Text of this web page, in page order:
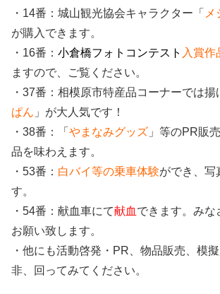
・14番：城山観光協会キャラクター「 メ
が購入できます。
・16番： 小倉橋フォトコンテスト 入賞作
ますので、ご覧ください。
・37番：相模原市特産品コーナーでは揚
ぱん 」が大人気です！
・38番：「 やまなみグッズ 」等のPR販
品を味わえます。
・53番： 白バイ等の乗車体験ができ、写
す。
・54番：献血車にて献血 できます。みな
お願い致します。
・他にも活動啓発・PR、物品販売、模
非、回ってみてください。